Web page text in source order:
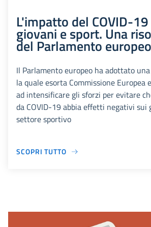
L'impatto del COVID-
giovani e sport. Una
del Parlamento europeo
Il Parlamento europeo ha adottato
la quale esorta Commissione Europea
ad intensificare gli sforzi per evitare
da COVID-19 abbia effetti negativi sui
settore sportivo
SCOPRI TUTTO